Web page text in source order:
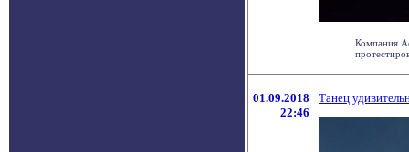
Компания
01.09.2018
22:46
Танец